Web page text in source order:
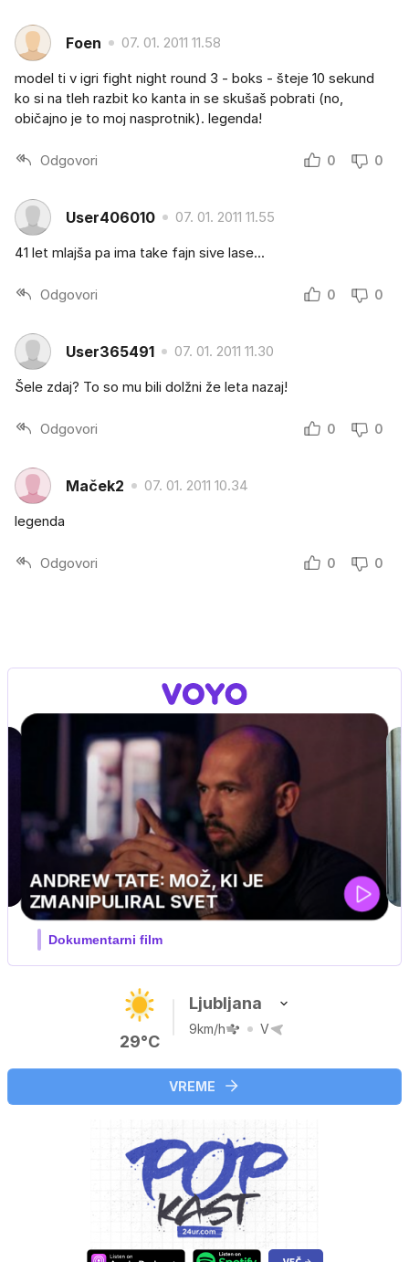
Foen 07. 01. 2011 11.58
model ti v igri fight night round 3 - boks - šteje 10 sekund
ko si na tleh razbit ko kanta in se skušaš pobrati (no,
običajno je to moj nasprotnik). legenda!
Odgovori 0 0
User406010 07. 01. 2011 11.55
41 let mlajša pa ima take fajn sive lase...
Odgovori 0 0
User365491 07. 01. 2011 11.30
Šele zdaj? To so mu bili dolžni že leta nazaj!
Odgovori 0 0
Maček2 07. 01. 2011 10.34
legenda
Odgovori 0 0
29°C
Ljubljana
9km/h V
VREME